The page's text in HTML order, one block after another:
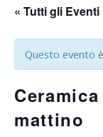
« Tutti gli Eventi
Questo evento
mattino